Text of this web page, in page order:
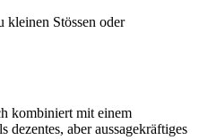
kleinen Stössen oder
kombiniert mit einem
aber aussagekräftiges